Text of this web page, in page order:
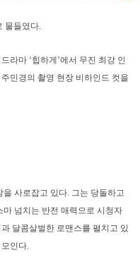
물들였다.
라마 ‘힙하게’에서 무진 최강 인
민경의 촬영 현장 비하인드 컷을
사로잡고 있다. 그는 당돌하고
넘치는 반전 매력으로 시청자
달콤살벌한 로맨스를 펼치고 있
인다.